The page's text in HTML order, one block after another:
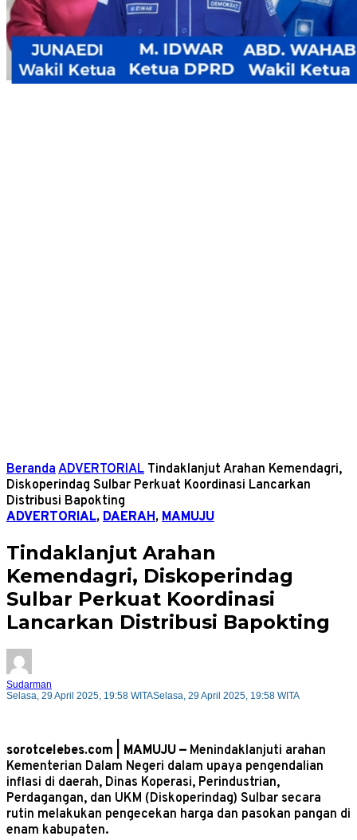
Beranda ADVERTORIAL Tindaklanjut Arahan Kemendagri,
Diskoperindag Sulbar Perkuat Koordinasi Lancarkan
Distribusi Bapokting
ADVERTORIAL, DAERAH, MAMUJU
Tindaklanjut Arahan
Kemendagri, Diskoperindag
Sulbar Perkuat Koordinasi
Lancarkan Distribusi Bapokting
Sudarman
Selasa, 29 April 2025, 19:58 WITASelasa, 29 April 2025, 19:58 WITA
sorotcelebes.com | MAMUJU — Menindaklanjuti arahan
Kementerian Dalam Negeri dalam upaya pengendalian
inflasi di daerah, Dinas Koperasi, Perindustrian,
Perdagangan, dan UKM (Diskoperindag) Sulbar secara
rutin melakukan pengecekan harga dan pasokan pangan di
enam kabupaten.